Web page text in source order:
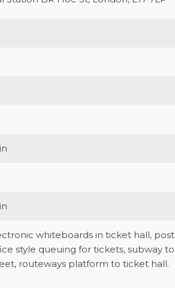
whiteboards in ticket hall, post
style queuing for tickets, subway to
routeways platform to ticket hall.